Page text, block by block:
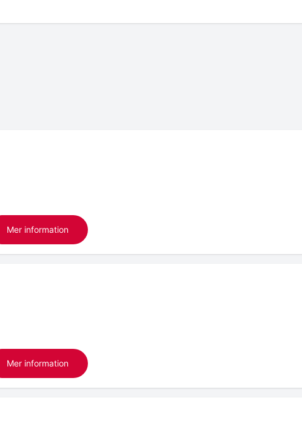
Mer information
Mer information